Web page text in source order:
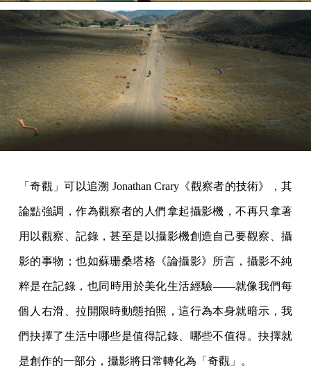
「奇觀」可以追溯 Jonathan Crary《觀察者的技術》，其
論點強調，作為觀察者的人們拿起攝影機，不再只拿著
用以觀察、記錄，甚至是以攝影機創造自己要觀察、攝
影的事物；也如蘇珊桑塔格《論攝影》所言，攝影不純
粹是在記錄，也同時用於美化生活經驗——就像我們每
個人右滑、拉開限時動態拍照，這行為本身就暗示，我
們抉擇了生活中哪些是值得記錄、哪些不值得。抉擇就
是創作的一部分，攝影將日常轉化為「奇觀」。